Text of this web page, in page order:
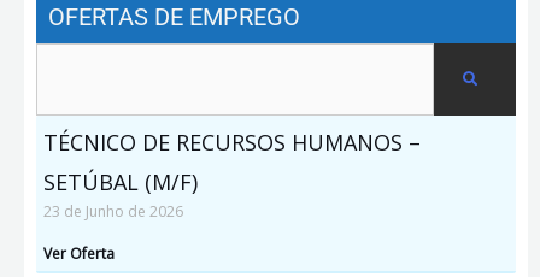
OFERTAS DE EMPREGO
TÉCNICO DE RECURSOS HUMANOS –
SETÚBAL (M/F)
23 de Junho de 2026
Ver Oferta